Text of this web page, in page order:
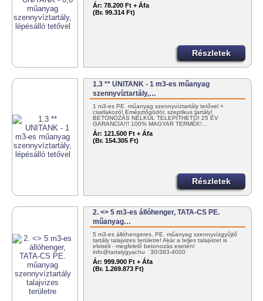
Ár: 78.200 Ft + Áfa
(Br. 99.314 Ft)
Részletek
1.3 ** UNITANK - 1 m3-es műanyag
szennyvíztartály,…
1 m3-es PE. műanyag szennyvíztartály tetővel +
csatlakozó! Emésztőgödör, szeptikus tartály!
BETONOZÁS NÉLKÜL TELEPÍTHETŐ! 25 ÉV
GARANCIA!!! 100% MAGYAR TERMÉK!…
Ár: 121.500 Ft + Áfa
(Br. 154.305 Ft)
Részletek
2. <> 5 m3-es állóhenger, TATA-CS PE.
műanyag…
5 m3-es állóhengeres, PE. műanyag szennyvízgyűjtő
tartály talajvizes területre! Akár a teljes talajvizet is
elviseli - megfelelő betonozás esetén!
info@tartalygyar.hu 30/383-4000
Ár: 999.900 Ft + Áfa
(Br. 1.269.873 Ft)